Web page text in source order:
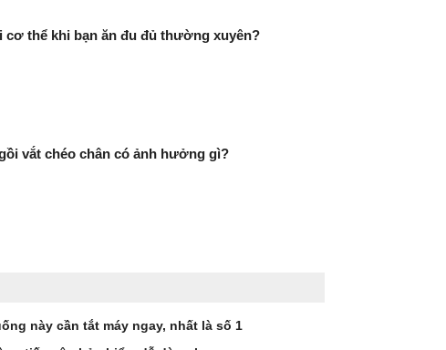
cơ thể khi bạn ăn đu đủ thường xuyên?
vắt chéo chân có ảnh hưởng gì?
này cần tắt máy ngay, nhất là số 1